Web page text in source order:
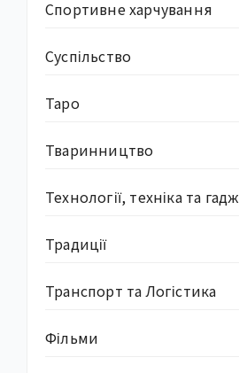
Спортивне харчування
Суcпільство
Таро
Тваринництво
Технології, техніка та
Традиції
Транспорт та Логістика
Фільми